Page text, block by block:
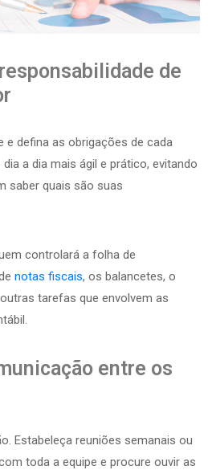
de
e defina as obrigações de cada
a dia mais ágil e prático, evitando
saber quais são suas
controlará a folha de
notas fiscais, os balancetes, o
tarefas que envolvem as
entre os
Estabeleça reuniões semanais ou
toda a equipe e procure ouvir as